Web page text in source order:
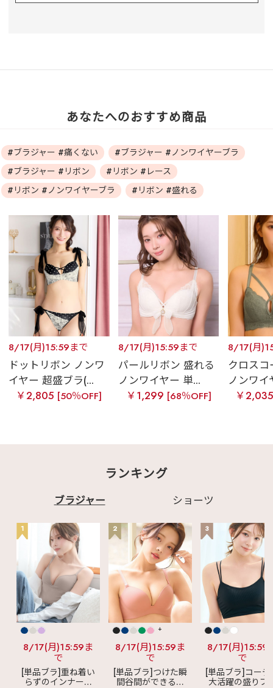
あなたへのおすすめ商品
#ブラジャー #痛くない
#ブラジャー #ノンワイヤーブラ
#ブラジャー #リボン
#リボン #レース
#リボン #ノンワイヤーブラ
#リボン #盛れる
8/17(月)15:59まで
ドットリボン ノンワ
イヤー 超盛ブラ(...
￥2,805 [50％OFF]
8/17(月)15:59まで
パールリボン 盛れる
ノンワイヤー 単...
￥1,299 [68％OFF]
8/17(月
クロスコ
ノンワイ
￥
ランキング
ブラジャー ショーツ
1
8/17(月)15:59ま
で
[単品ブラ]重ね着い
らずのインナーブ
2
+
8/17(月)15:59ま
で
[単品ブラ]つけた瞬
間谷間ができるシ
3
8/17(月)15:59
で
[単品ブラ]コーデ
大活躍の盛りブ